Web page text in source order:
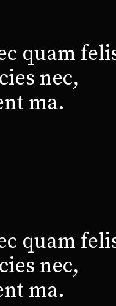
quam
nec,
ma.
quam
nec,
ma.